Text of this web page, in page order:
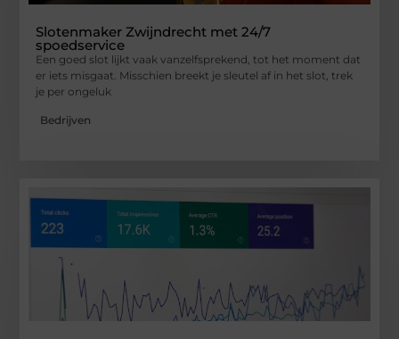
Slotenmaker Zwijndrecht met 24/7
spoedservice
Een goed slot lijkt vaak vanzelfsprekend, tot het moment dat
er iets misgaat. Misschien breekt je sleutel af in het slot, trek
je per ongeluk
Bedrijven